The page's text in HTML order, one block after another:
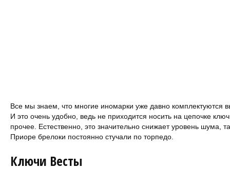
Все мы знаем, что многие иномарки уже давно комплектуются
И это очень удобно, ведь не приходится носить на цепочке
прочее. Естественно, это значительно снижает уровень шума,
Приоре брелоки постоянно стучали по торпедо.
Ключи Весты